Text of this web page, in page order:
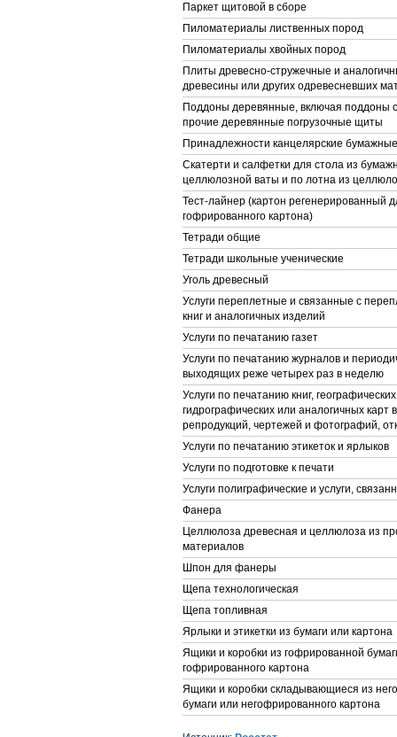
Паркет щитовой в сборе
Пиломатериалы лиственных пород
Пиломатериалы хвойных пород
Плиты древесно-стружечные и
древесины или других одревесневших
Поддоны деревянные, включая поддоны
прочие деревянные погрузочные щиты
Принадлежности канцелярские бумажные
Скатерти и салфетки для стола из
целлюлозной ваты и по лотна из
Тест-лайнер (картон регенерированный
гофрированного картона)
Тетради общие
Тетради школьные ученические
Уголь древесный
Услуги переплетные и связанные с
книг и аналогичных изделий
Услуги по печатанию газет
Услуги по печатанию журналов и
выходящих реже четырех раз в неделю
Услуги по печатанию книг, географических
гидрографических или аналогичных карт
репродукций, чертежей и фотографий,
Услуги по печатанию этикеток и ярлыков
Услуги по подготовке к печати
Услуги полиграфические и услуги,
Фанера
Целлюлоза древесная и целлюлоза из
материалов
Шпон для фанеры
Щепа технологическая
Щепа топливная
Ярлыки и этикетки из бумаги или картона
Ящики и коробки из гофрированной
гофрированного картона
Ящики и коробки складывающиеся из
бумаги или негофрированного картона